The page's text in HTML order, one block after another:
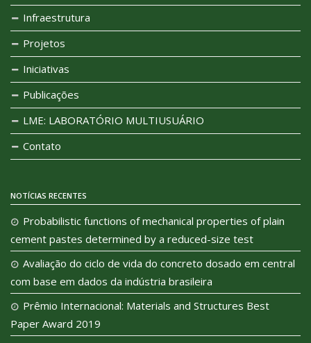
Infraestrutura
Projetos
Iniciativas
Publicações
LME: LABORATÓRIO MULTIUSUÁRIO
Contato
NOTÍCIAS RECENTES
Probabilistic functions of mechanical properties of plain
cement pastes determined by a reduced-size test
Avaliação do ciclo de vida do concreto dosado em central
com base em dados da indústria brasileira
Prêmio Internacional: Materials and Structures Best
Paper Award 2019